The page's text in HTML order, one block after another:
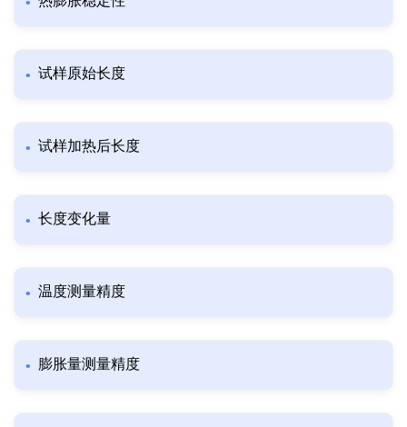
试样原始长度
试样加热后长度
长度变化量
温度测量精度
膨胀量测量精度